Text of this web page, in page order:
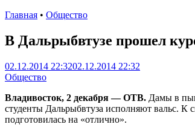
Главная • Общество
В Дальрыбвтузе прошел
02.12.2014 22:3202.12.2014 22:32
Общество
Владивосток, 2 декабря — ОТВ. Дамы в
студенты Дальрыбвтуза исполняют вальс. К
подготовилась на «отлично».